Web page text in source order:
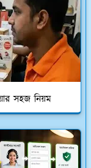
সহজ নিয়ম